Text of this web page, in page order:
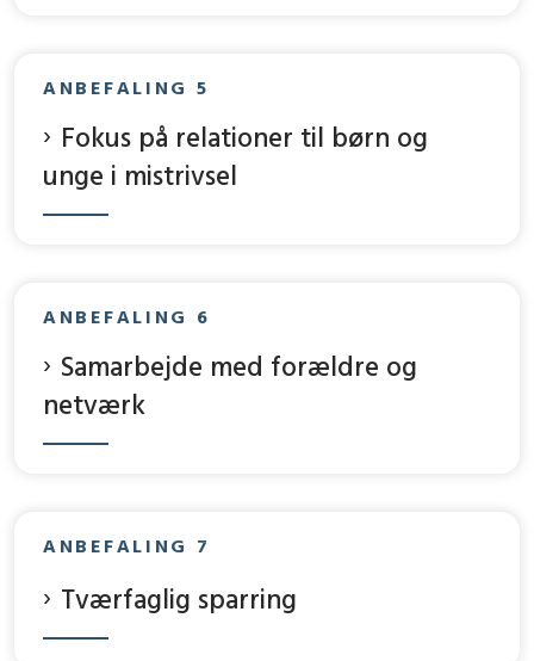
ANBEFALING 5
Fokus på relationer til børn og
unge i mistrivsel
ANBEFALING 6
Samarbejde med forældre og
netværk
ANBEFALING 7
Tværfaglig sparring